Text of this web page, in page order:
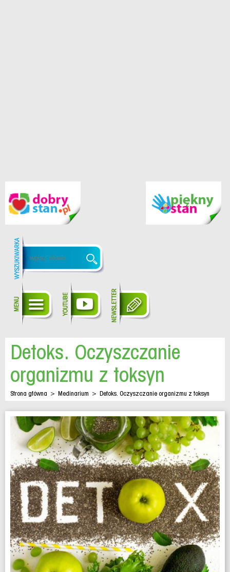
Detoks. Oczyszczanie
organizmu z toksyn
Strona główna > Medinarium > Detoks. Oczyszczanie organizmu z toksyn